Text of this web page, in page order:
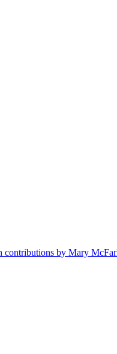
contributions by Mary